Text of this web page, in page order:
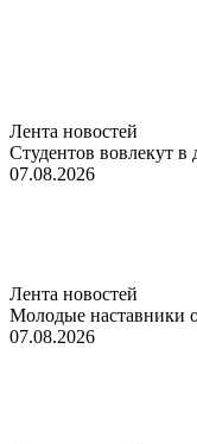
Лента новостей
Студентов вовлекут в
07.08.2026
Лента новостей
Молодые наставники
07.08.2026